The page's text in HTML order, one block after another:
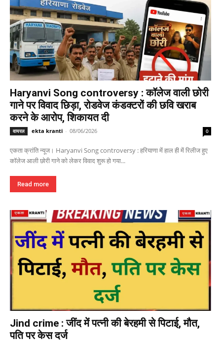
Haryanvi Song controversy : कॉलेज वाली छोरी
गाने पर विवाद छिड़ा, रोडवेज कंडक्टरों की छवि खराब
करने के आरोप, शिकायत दी
वायरल ekta kranti - 08/06/2026 0
एकता क्रांति न्यूज। Haryanvi Song controversy : हरियाणा में हाल ही में रिलीज हुए
कॉलेज आली छोरी गाने को लेकर विवाद शुरू हो गया...
Read more
Jind crime : जींद में पत्नी की बेरहमी से पिटाई, मौत,
पति पर केस दर्ज